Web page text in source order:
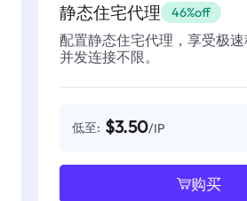
静态住宅代理 46%off
配置静态住宅代理，享受极
并发连接不限。
低至: $3.50/IP
购买